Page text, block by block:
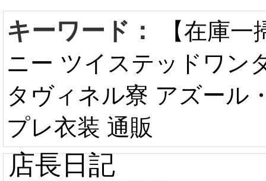
キーワード：
【在庫
ニー ツイステッドワ
タヴィネル寮 アズー
プレ衣装 通販
店長日記